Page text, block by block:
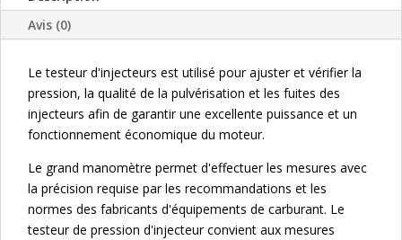
Avis (0)
Le testeur d'injecteurs est utilisé pour ajuster et vérifier la
pression, la qualité de la pulvérisation et les fuites des
injecteurs afin de garantir une excellente puissance et un
fonctionnement économique du moteur.
Le grand manomètre permet d'effectuer les mesures avec
la précision requise par les recommandations et les
normes des fabricants d'équipements de carburant. Le
testeur de pression d'injecteur convient aux mesures